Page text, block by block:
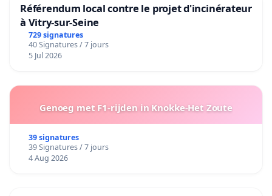
Référendum local contre le projet d'incinérateur
à Vitry-sur-Seine
729 signatures
40 Signatures / 7 jours
5 Jul 2026
Genoeg met F1-rijden in Knokke-Het Zoute
39 signatures
39 Signatures / 7 jours
4 Aug 2026